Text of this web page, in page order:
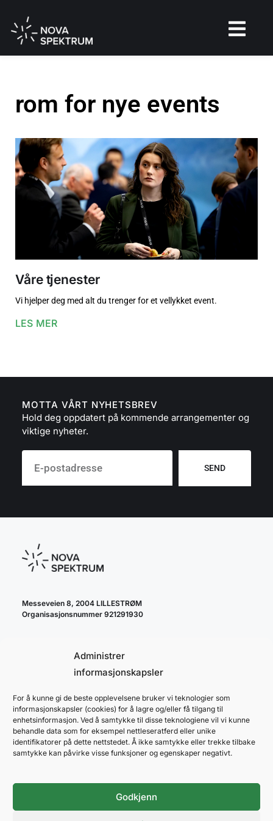
Administrer
informasjonskapsler
For å kunne gi de beste opplevelsene bruker vi teknologier som
informasjonskapsler (cookies) for å lagre og/eller få tilgang til
enhetsinformasjon. Ved å samtykke til disse teknologiene vil vi kunne
behandle data som for eksempel nettleseratferd eller unike
identifikatorer på dette nettstedet. Å ikke samtykke eller trekke tilbake
samtykke kan påvirke visse funksjoner og egenskaper negativt.
Godkjenn
rom for nye events
Våre tjenester
Vi hjelper deg med alt du trenger for et vellykket event.
LES MER
MOTTA VÅRT NYHETSBREV
Hold deg oppdatert på kommende arrangementer og
viktige nyheter.
SEND
Messeveien 8, 2004 LILLESTRØM
Organisasjonsnummer 921291930
cookie policy
personvernerklæring
ARENAPARTNER